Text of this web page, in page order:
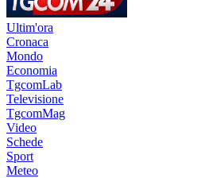
Ultim'ora
Cronaca
Mondo
Economia
TgcomLab
Televisione
TgcomMag
Video
Schede
Sport
Meteo